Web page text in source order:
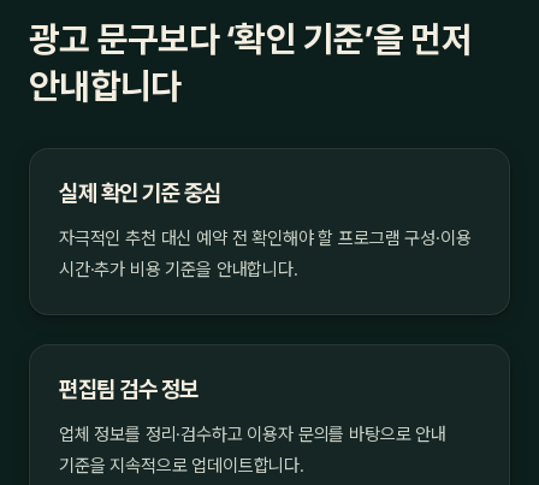
광고 문구보다 ‘확인 기준’을 먼저
안내합니다
실제 확인 기준 중심
자극적인 추천 대신 예약 전 확인해야 할 프로그램 구성·이용
시간·추가 비용 기준을 안내합니다.
편집팀 검수 정보
업체 정보를 정리·검수하고 이용자 문의를 바탕으로 안내
기준을 지속적으로 업데이트합니다.